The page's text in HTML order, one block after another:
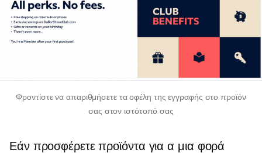
Φροντίστε να απαριθμήσετε τα οφέλη της εγγραφής στο προϊόν
σας στον ιστότοπό σας
Εάν προσφέρετε προϊόντα για α μια φορά